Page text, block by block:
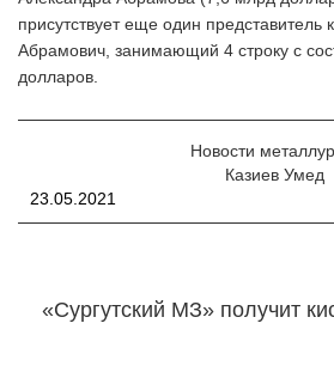
присутствует еще один
Абрамович, занимающий 4 строку с
долларов.
Новости
Казиев Умед
23.05.2021
«Сургутский МЗ» получит